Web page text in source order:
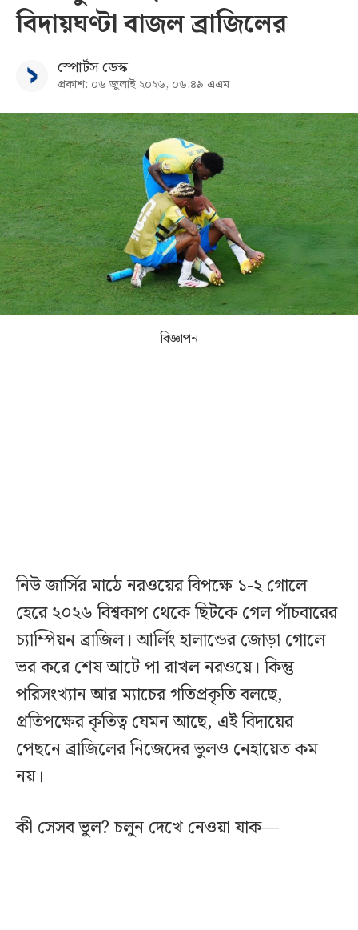
বিভাগ
আর্কাইভ
কনভার্টার
বিদায়ঘণ্টা বাজল ব্রাজিলের
স্পোর্টস ডেস্ক
প্রকাশ: ০৬ জুলাই ২০২৬, ০৬:৪৯ এএম
বিজ্ঞাপন
নিউ জার্সির মাঠে নরওয়ের বিপক্ষে ১-২ গোলে
হেরে ২০২৬ বিশ্বকাপ থেকে ছিটকে গেল পাঁচবারের
চ্যাম্পিয়ন ব্রাজিল। আর্লিং হালান্ডের জোড়া গোলে
ভর করে শেষ আটে পা রাখল নরওয়ে। কিন্তু
পরিসংখ্যান আর ম্যাচের গতিপ্রকৃতি বলছে,
প্রতিপক্ষের কৃতিত্ব যেমন আছে, এই বিদায়ের
পেছনে ব্রাজিলের নিজেদের ভুলও নেহায়েত কম
নয়।
কী সেসব ভুল? চলুন দেখে নেওয়া যাক—